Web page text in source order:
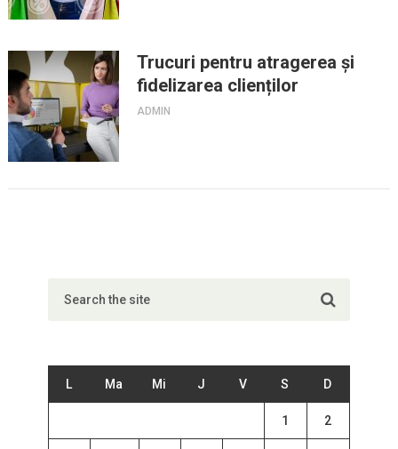
Trucuri pentru atragerea și
fidelizarea clienților
ADMIN
L Ma Mi J V S D
1 2